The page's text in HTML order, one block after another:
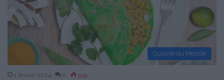
Cuisine du Monde
1 février 2024 0 939